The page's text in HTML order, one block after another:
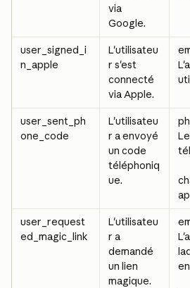
via
Google.
user_signed_i
n_apple
L'utilisateu
r s'est
connecté
via Apple.
user_sent_ph
one_code
L'utilisateu
r a envoyé
un code
téléphoniq
ue.
user_request
ed_magic_link
L'utilisateu
r a
demandé
un lien
magique.